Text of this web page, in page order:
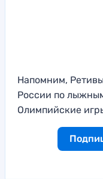
Напомним,
России по
Олимпийские